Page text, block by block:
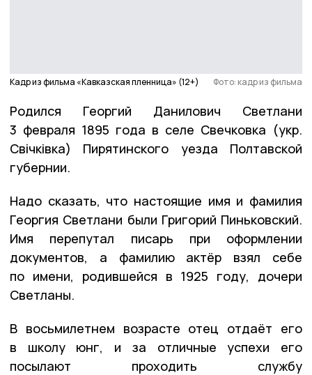
Кадр из фильма «Кавказская пленница» (12+) Фото: кадр из фильма
Родился Георгий Данилович Светлани
3 февраля 1895 года в селе Свечковка (укр.
Свiчкiвка) Пирятинского уезда Полтавской
губернии.
Надо сказать, что настоящие имя и фамилия
Георгия Светлани были Григорий Пиньковский.
Имя перепутал писарь при оформлении
документов, а фамилию актёр взял себе
по имени, родившейся в 1925 году, дочери
Светланы.
В восьмилетнем возрасте отец отдаёт его
в школу юнг, и за отличные успехи его
посылают проходить службу